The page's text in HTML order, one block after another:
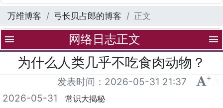
万维博客 弓长贝占郎的博客 正文
menu 网络日志正文 menu
为什么人类几乎不吃食肉动物？
发表时间： 2026-05-31 21:37 +
2026-05-31 常识大揭秘